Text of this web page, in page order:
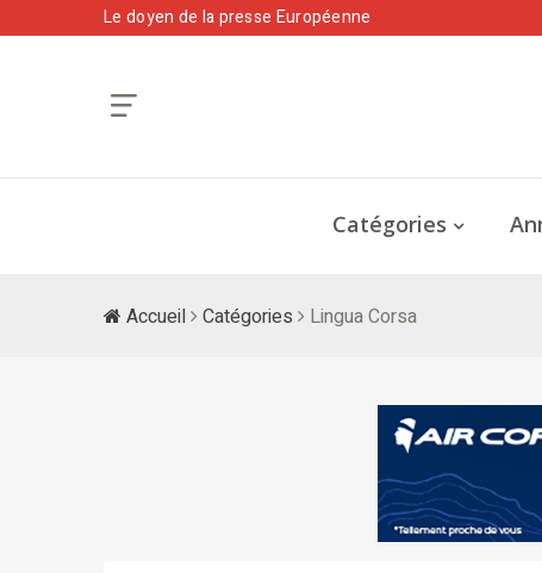
Le doyen de la presse Européenne
Catégories
Accueil Catégories Lingua Corsa